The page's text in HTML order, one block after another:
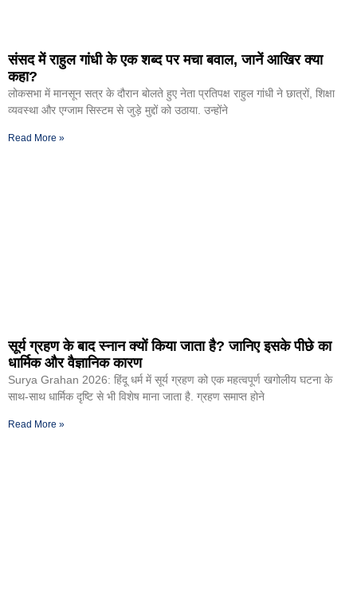
संसद में राहुल गांधी के एक शब्द पर मचा बवाल, जानें आखिर क्या
कहा?
लोकसभा में मानसून सत्र के दौरान बोलते हुए नेता प्रतिपक्ष राहुल गांधी ने छात्रों, शिक्षा
व्यवस्था और एग्जाम सिस्टम से जुड़े मुद्दों को उठाया. उन्होंने
Read More »
सूर्य ग्रहण के बाद स्नान क्यों किया जाता है? जानिए इसके पीछे का
धार्मिक और वैज्ञानिक कारण
Surya Grahan 2026: हिंदू धर्म में सूर्य ग्रहण को एक महत्वपूर्ण खगोलीय घटना के
साथ-साथ धार्मिक दृष्टि से भी विशेष माना जाता है. ग्रहण समाप्त होने
Read More »